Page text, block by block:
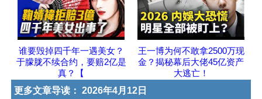
谁要毁掉四千年一遇美女？
于朦胧不续合约，要赔2亿是
真？【
王一博为何不敢拿2500万现
金？揭秘幕后大佬45亿资产
大逃亡！
更多文章导读： 2026年4月12日